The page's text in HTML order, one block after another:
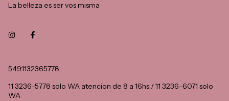
La belleza es ser vos misma
5491132365778
11 3236-5778 solo WA atencion de 8 a 16hs / 11 3236-6071 solo
WA